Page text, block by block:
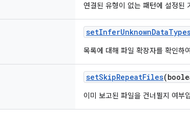
연결된 유형이 없는 패턴에 설정된
setInferUnknownData
목록에 대해 파일 확장자를 확인하여
setSkipRepeatFiles
이미 보고된 파일을 건너뛸지 여부